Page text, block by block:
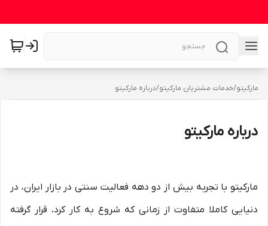
مارکیتو/خدمات مشتریان مارکیتو/درباره مارکیتو
درباره مارکیتو
مارکیتو با تجربه بیش از دو دهه فعالیت سنتی در بازار ایران، در
دنیایی کاملا متفاوت از زمانی که شروع به کار کرد، قرار گرفته